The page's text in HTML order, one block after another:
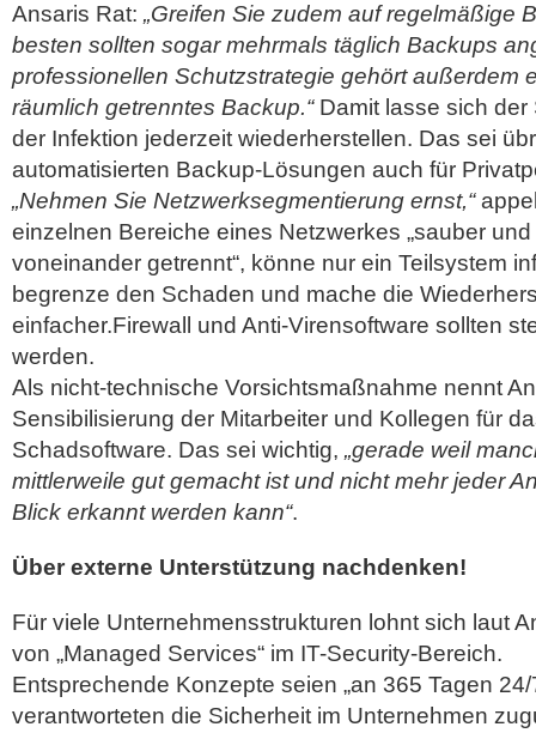
Ansaris Rat: „Greifen Sie zudem auf regelmäßige
besten sollten sogar mehrmals täglich Backups
professionellen Schutzstrategie gehört außerdem
räumlich getrenntes Backup.“Damit lasse sich der
der Infektion jederzeit wiederherstellen. Das sei
automatisierten Backup-Lösungen auch für
„Nehmen Sie Netzwerksegmentierung ernst,“
einzelnen Bereiche eines Netzwerkes „sauber
voneinander getrennt“, könne nur ein Teilsystem
begrenze den Schaden und mache die
einfacher.Firewall und Anti-Virensoftware sollten
werden.
Als nicht-technische Vorsichtsmaßnahme nennt
Sensibilisierung der Mitarbeiter und Kollegen für
Schadsoftware. Das sei wichtig, „gerade weil
mittlerweile gut gemacht ist und nicht mehr jeder
Blick erkannt werden kann“.
Über externe Unterstützung nachdenken!
Für viele Unternehmensstrukturen lohnt sich laut
von „Managed Services“ im IT-Security-Bereich.
Entsprechende Konzepte seien „an 365 Tagen
verantworteten die Sicherheit im Unternehmen